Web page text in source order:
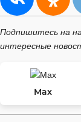
Подпишитесь на
интересные
Max